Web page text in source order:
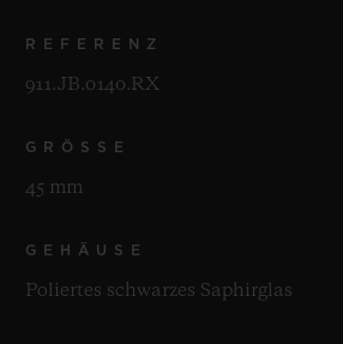
REFERENZ
911.JB.0140.RX
GRÖSSE
45 mm
GEHÄUSE
Poliertes schwarzes Saphirglas